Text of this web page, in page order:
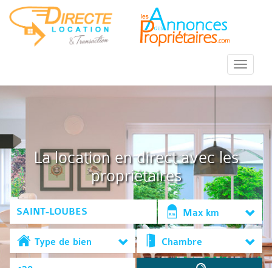
::Menu::
La location en direct avec les
propriétaires
Max km
Type de bien Chambre